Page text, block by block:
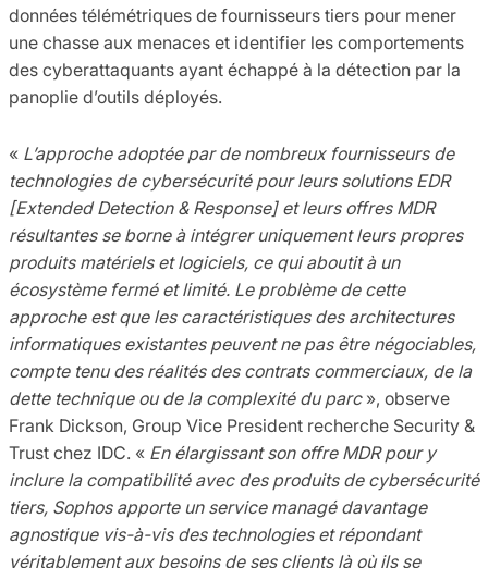
données télémétriques de fournisseurs tiers pour mener
une chasse aux menaces et identifier les comportements
des cyberattaquants ayant échappé à la détection par la
panoplie d’outils déployés.
« L’approche adoptée par de nombreux fournisseurs de
technologies de cybersécurité pour leurs solutions EDR
[Extended Detection & Response] et leurs offres MDR
résultantes se borne à intégrer uniquement leurs propres
produits matériels et logiciels, ce qui aboutit à un
écosystème fermé et limité. Le problème de cette
approche est que les caractéristiques des architectures
informatiques existantes peuvent ne pas être négociables,
compte tenu des réalités des contrats commerciaux, de la
dette technique ou de la complexité du parc», observe
Frank Dickson, Group Vice President recherche Security &
Trust chez IDC. « En élargissant son offre MDR pour y
inclure la compatibilité avec des produits de cybersécurité
tiers, Sophos apporte un service managé davantage
agnostique vis-à-vis des technologies et répondant
véritablement aux besoins de ses clients là où ils se